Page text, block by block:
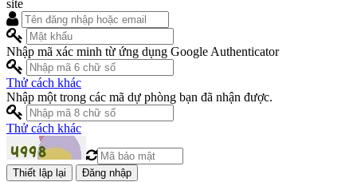
site
Nhập mã xác minh từ ứng dụng Google Authenticator
Thử cách khác
Nhập một trong các mã dự phòng bạn đã nhận được.
Thử cách khác
Đăng nhập